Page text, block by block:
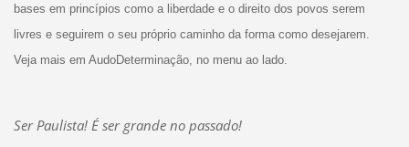
bases em princípios como a liberdade e o direito dos povos serem
livres e seguirem o seu próprio caminho da forma como desejarem.
Veja mais em AudoDeterminação, no menu ao lado.
Ser Paulista! É ser grande no passado!